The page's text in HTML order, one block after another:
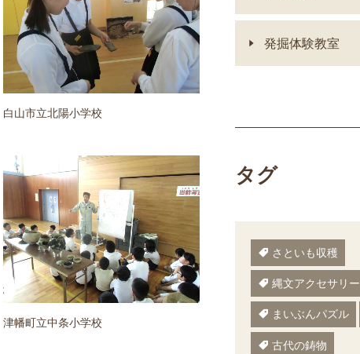
白山市立北陽小学校
津幡町立中条小学校
発掘体験教室
タグ
さといも収穫
縄文アクセサリー
まいぶんパズル
古代の鋳物